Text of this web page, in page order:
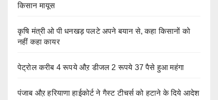
किसान मायूस
कृषि मंत्री ओ पी धनखड़ पलटे अपने बयान से, कहा किसानों को
नहीं कहा कायर
पेट्रोल करीब 4 रूपये औऱ डीजल 2 रूपये 37 पैसे हुआ महंगा
पंजाब औऱ हरियाणा हाईकोर्ट ने गैस्ट टीचर्स को हटाने के दिये आदेश